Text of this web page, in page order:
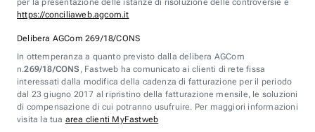
per la presentazione delle istanze di risoluzione delle controversie è
https://conciliaweb.agcom.it
Delibera AGCom 269/18/CONS
In ottemperanza a quanto previsto dalla delibera AGCom
n.269/18/CONS , Fastweb ha comunicato ai clienti di rete fissa
interessati dalla modifica della cadenza di fatturazione per il periodo
dal 23 giugno 2017 al ripristino della fatturazione mensile, le soluzioni
di compensazione di cui potranno usufruire. Per maggiori informazioni
visita la tua area clienti MyFastweb